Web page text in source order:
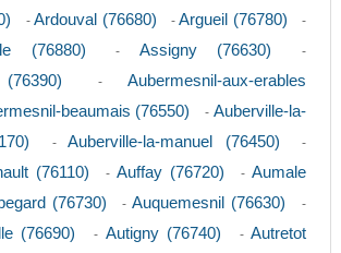
-Ardouval (76680) -Argueil (76780) -
(76880) - Assigny (76630) -
-Aubermesnil-aux-erables
beaumais (76550) -Auberville-la-
-Auberville-la-manuel (76450) -
(76110) - Auffay (76720) -Aumale
(76730) -Auquemesnil (76630) -
(76690) - Autigny (76740) -Autretot